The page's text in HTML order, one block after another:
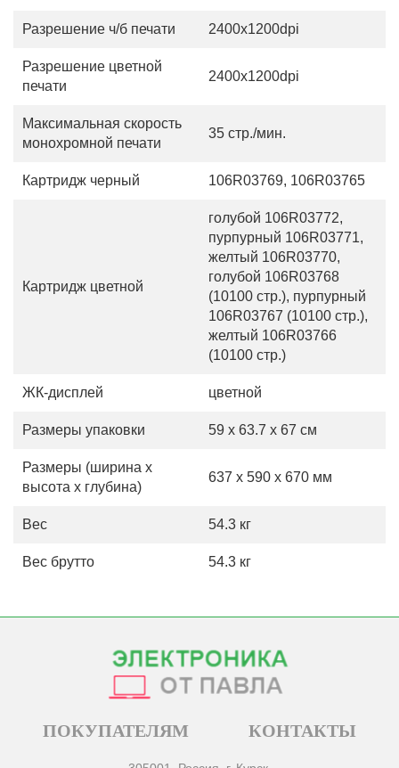
Разрешение ч/б печати 2400x1200dpi
Разрешение цветной
печати
2400x1200dpi
Максимальная скорость
монохромной печати
35 стр./мин.
Картридж черный 106R03769, 106R03765
Картридж цветной
голубой 106R03772,
пурпурный 106R03771,
желтый 106R03770,
голубой 106R03768
(10100 стр.), пурпурный
106R03767 (10100 стр.),
желтый 106R03766
(10100 стр.)
ЖК-дисплей цветной
Размеры упаковки 59 x 63.7 x 67 см
Размеры (ширина х
высота х глубина)
637 x 590 x 670 мм
Вес 54.3 кг
Вес брутто 54.3 кг
ПОКУПАТЕЛЯМ КОНТАКТЫ